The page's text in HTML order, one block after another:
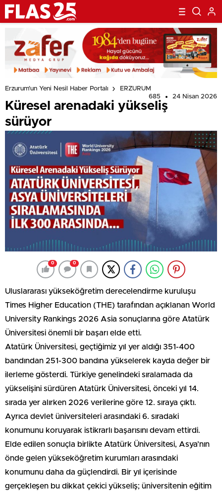
Erzurum'un Yeni Nesil Haber Portalı
ERZURUM
685
24 Nisan 2026
Küresel arenadaki yükseliş
sürüyor
0 0
Uluslararası yükseköğretim derecelendirme kuruluşu
Times Higher Education (THE) tarafından açıklanan World
University Rankings 2026 Asia sonuçlarına göre Atatürk
Üniversitesi önemli bir başarı elde etti.
Atatürk Üniversitesi, geçtiğimiz yıl yer aldığı 351-400
bandından 251-300 bandına yükselerek kayda değer bir
ilerleme gösterdi. Türkiye genelindeki sıralamada da
yükselişini sürdüren Atatürk Üniversitesi, önceki yıl 14.
sırada yer alırken 2026 verilerine göre 12. sıraya çıktı.
Ayrıca devlet üniversiteleri arasındaki 6. sıradaki
konumunu koruyarak istikrarlı başarısını devam ettirdi.
Elde edilen sonuçla birlikte Atatürk Üniversitesi, Asya’nın
önde gelen yükseköğretim kurumları arasındaki
konumunu daha da güçlendirdi. Bir yıl içerisinde
gerçekleşen bu dikkat çekici yükseliş; üniversitenin eğitim